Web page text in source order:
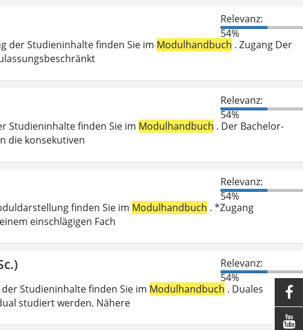
Relevanz:
54%
der Studieninhalte finden Sie im Modulhandbuch . Zugang Der
Relevanz:
54%
Studieninhalte finden Sie im Modulhandbuch . Der Bachelor-
die konsekutiven
Relevanz:
54%
finden Sie im Modulhandbuch . *Zugang
einschlägigen Fach
Relevanz:
54%
Studieninhalte finden Sie im Modulhandbuch . Duales
studiert werden. Nähere

